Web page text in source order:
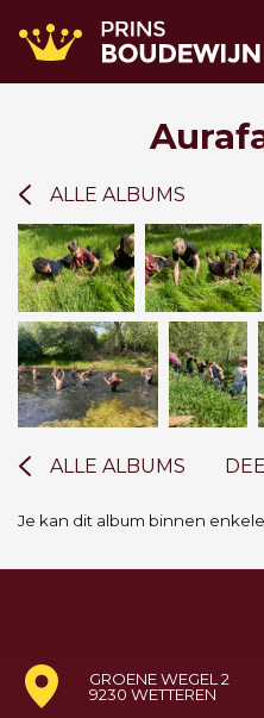
ALLE ALBUMS
ALLE ALBUMS
Je kan dit album binnen
GROENE WEGEL 2
9230 WETTEREN